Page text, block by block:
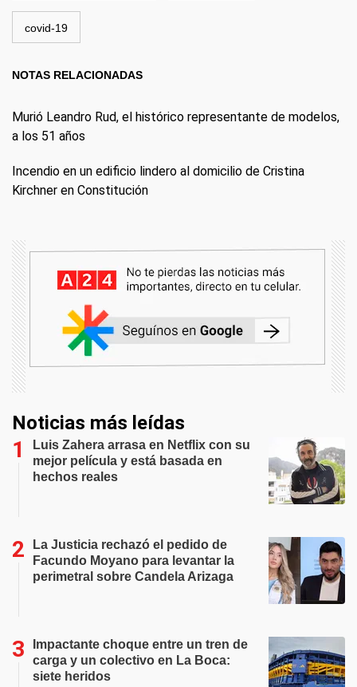
covid-19
NOTAS RELACIONADAS
Murió Leandro Rud, el histórico representante de modelos,
a los 51 años
Incendio en un edificio lindero al domicilio de Cristina
Kirchner en Constitución
Noticias más leídas
Luis Zahera arrasa en Netflix con su
mejor película y está basada en
hechos reales
La Justicia rechazó el pedido de
Facundo Moyano para levantar la
perimetral sobre Candela Arizaga
Impactante choque entre un tren de
carga y un colectivo en La Boca:
siete heridos